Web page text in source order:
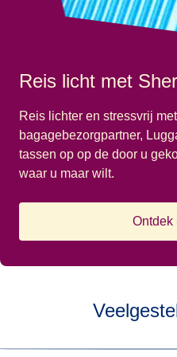
Reis licht met
Reis lichter en stressvrij
bagagebezorgpartner,
tassen op op de door u
waar u maar wilt.
Ontdek